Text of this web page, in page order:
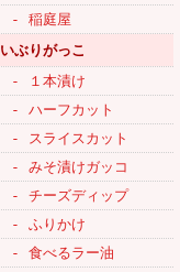
- 稲庭屋
いぶりがっこ
- １本漬け
- ハーフカット
- スライスカット
- みそ漬けガッコ
- チーズディップ
- ふりかけ
- 食べるラー油